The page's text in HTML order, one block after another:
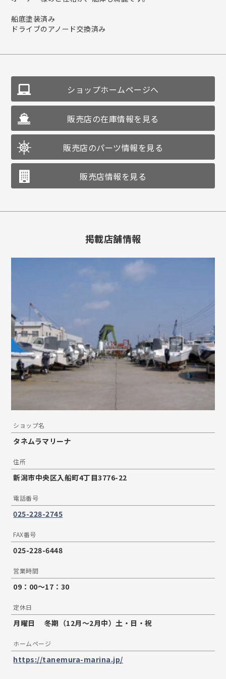
船底塗装済み
ドライブのアノード交換済み
ショップホームページへ
販売店の在庫情報を見る
販売店のパーツ情報を見る
販売店情報を見る
掲載店舗情報
ショップ名
タネムラマリーナ
住所
新潟市中央区入船町4丁目3776-22
電話番号
025-228-2745
FAX番号
025-228-6448
営業時間
09：00〜17：30
定休日
月曜日 冬期（12月～2月中）土・日・祝
ホームページ
https://tanemura-marina.jp/